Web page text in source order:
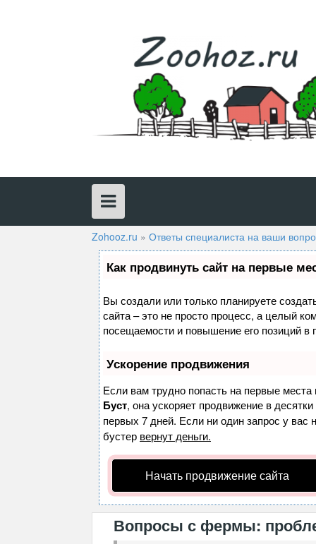
Zohooz.ru » Ответы специалиста на ваши
Как продвинуть сайт на первые
Вы создали или только планируете
сайта – это не просто процесс, а целый
посещаемости и повышение его позиций в
Ускорение продвижения
Если вам трудно попасть на первые
Буст, она ускоряет продвижение в
первых 7 дней. Если ни один запрос у вас
бустер вернут деньги.
Начать продвижение сайта
Вопросы с фермы: